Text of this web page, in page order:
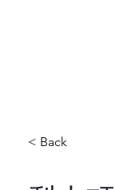
< Back